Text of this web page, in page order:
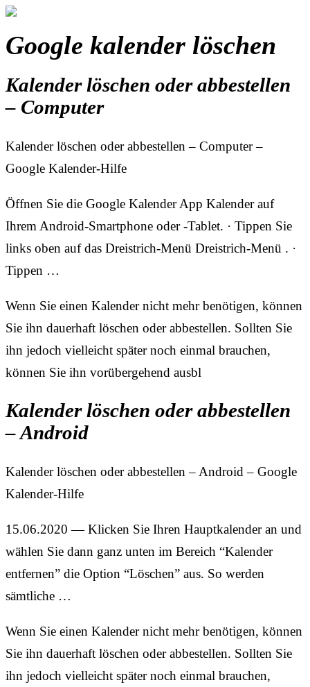
Google kalender löschen
Kalender löschen oder abbestellen
– Computer
Kalender löschen oder abbestellen – Computer –
Google Kalender-Hilfe
Öffnen Sie die Google Kalender App Kalender auf
Ihrem Android-Smartphone oder -Tablet. · Tippen Sie
links oben auf das Dreistrich-Menü Dreistrich-Menü . ·
Tippen …
Wenn Sie einen Kalender nicht mehr benötigen, können
Sie ihn dauerhaft löschen oder abbestellen. Sollten Sie
ihn jedoch vielleicht später noch einmal brauchen,
können Sie ihn vorübergehend ausbl
Kalender löschen oder abbestellen
– Android
Kalender löschen oder abbestellen – Android – Google
Kalender-Hilfe
15.06.2020 — Klicken Sie Ihren Hauptkalender an und
wählen Sie dann ganz unten im Bereich “Kalender
entfernen” die Option “Löschen” aus. So werden
sämtliche …
Wenn Sie einen Kalender nicht mehr benötigen, können
Sie ihn dauerhaft löschen oder abbestellen. Sollten Sie
ihn jedoch vielleicht später noch einmal brauchen,